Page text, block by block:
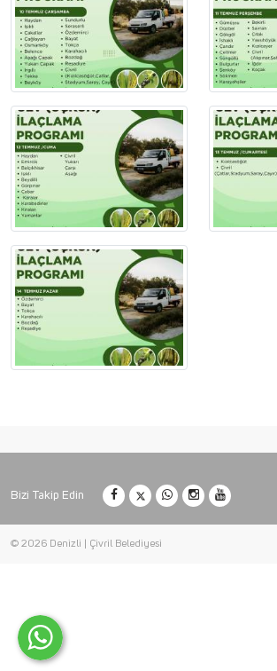
Bizi Takip Edin
© 2026 Denizli | Çivril Belediyesi